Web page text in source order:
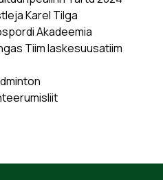
Karel Tilga
Akadeemia
Tiim laskesuusatiim